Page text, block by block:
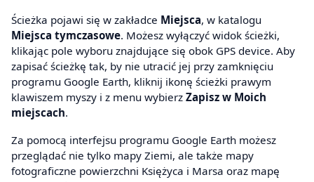
Ścieżka pojawi się w zakładce Miejsca, w katalogu
Miejsca tymczasowe. Możesz wyłączyć widok ścieżki,
klikając pole wyboru znajdujące się obok GPS device. Aby
zapisać ścieżkę tak, by nie utracić jej przy zamknięciu
programu Google Earth, kliknij ikonę ścieżki prawym
klawiszem myszy i z menu wybierz Zapisz w Moich
miejscach.
Za pomocą interfejsu programu Google Earth możesz
przeglądać nie tylko mapy Ziemi, ale także mapy
fotograficzne powierzchni Księżyca i Marsa oraz mapę